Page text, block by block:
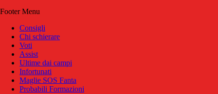
Footer Menu
Consigli
Chi schierare
Voti
Assist
Ultime dai campi
Infortunati
Maglie SOS Fanta
Probabili Formazioni